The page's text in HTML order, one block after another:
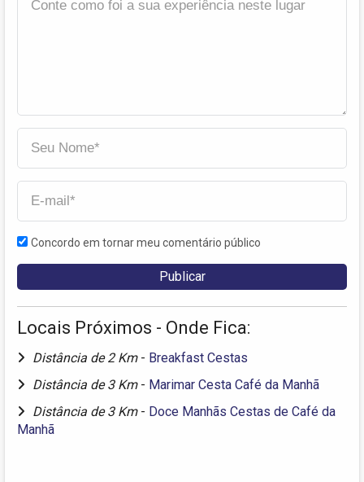
Concordo em tornar meu comentário público
Locais Próximos - Onde Fica:
Distância de 2 Km - Breakfast Cestas
Distância de 3 Km - Marimar Cesta Café da Manhã
Distância de 3 Km - Doce Manhãs Cestas de Café da
Manhã